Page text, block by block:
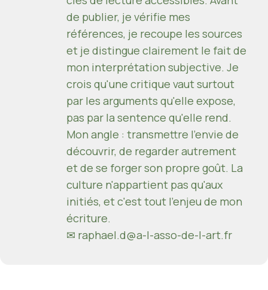
de publier, je vérifie mes
références, je recoupe les sources
et je distingue clairement le fait de
mon interprétation subjective. Je
crois qu'une critique vaut surtout
par les arguments qu'elle expose,
pas par la sentence qu'elle rend.
Mon angle : transmettre l'envie de
découvrir, de regarder autrement
et de se forger son propre goût. La
culture n'appartient pas qu'aux
initiés, et c'est tout l'enjeu de mon
écriture.
✉ raphael.d@a-l-asso-de-l-art.fr